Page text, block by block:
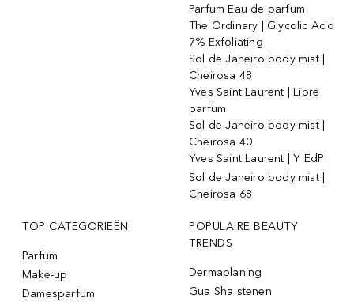
Parfum Eau de parfum
The Ordinary | Glycolic Acid
7% Exfoliating
Sol de Janeiro body mist |
Cheirosa 48
Yves Saint Laurent | Libre
parfum
Sol de Janeiro body mist |
Cheirosa 40
Yves Saint Laurent | Y EdP
Sol de Janeiro body mist |
Cheirosa 68
TOP CATEGORIEËN
Parfum
Make-up
Damesparfum
POPULAIRE BEAUTY
TRENDS
Dermaplaning
Gua Sha stenen